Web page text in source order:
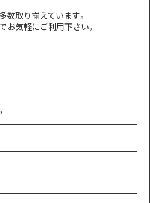
取り揃えています。
気軽にご利用下さい。